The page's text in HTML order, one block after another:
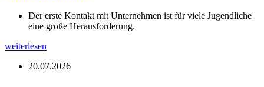
Der erste Kontakt mit Unternehmen ist für viele Jugendliche
eine große Herausforderung.
weiterlesen
20.07.2026